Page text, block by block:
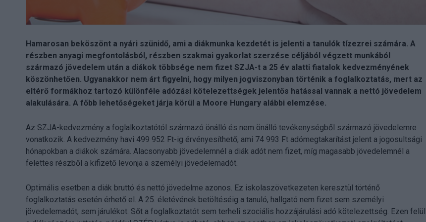
Hamarosan beköszönt a nyári szünidő, ami a diákmunka kezdetét is jelenti a tanulók tízezrei számára. A
részben anyagi megfontolásból, részben szakmai gyakorlat szerzése céljából végzett munkából
származó jövedelem után a diákok többsége nem fizet SZJA-t a 25 év alatti fiatalok kedvezményének
köszönhetően. Ugyanakkor nem árt figyelni, hogy milyen jogviszonyban történik a foglalkoztatás, mert az
eltérő formákhoz tartozó különféle adózási kötelezettségek jelentős hatással vannak a nettó jövedelem
alakulására. A főbb lehetőségeket járja körül a Moore Hungary alábbi elemzése.
Az SZJA-kedvezmény a foglalkoztatótól származó önálló és nem önálló tevékenységből származó jövedelemre
vonatkozik. A kedvezmény havi 499 952 Ft-ig érvényesíthető, ami 74 993 Ft adómegtakarítást jelent a jogosultsági
hónapokban a diákok számára. Alacsonyabb jövedelemnél a diák adót nem fizet, míg magasabb jövedelemnél a
felettes részből a kifizető levonja a személyi jövedelemadót.
Optimális esetben a diák bruttó és nettó jövedelme azonos. Ez iskolaszövetkezeten keresztül történő
foglalkoztatás esetén érhető el. A 25. életévének betöltéséig a tanuló, hallgató nem fizet sem személyi
jövedelemadót, sem járulékot. Sőt a foglalkoztatót sem terheli szociális hozzájárulási adó kötelezettség. Ezen felül